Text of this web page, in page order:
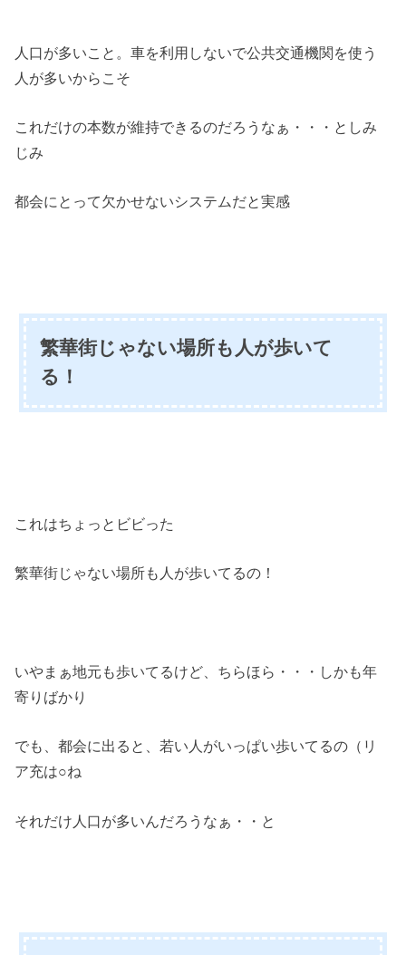
人口が多いこと。車を利用しないで公共交通機関を使う
人が多いからこそ
これだけの本数が維持できるのだろうなぁ・・・としみ
じみ
都会にとって欠かせないシステムだと実感
繁華街じゃない場所も人が歩いて
る！
これはちょっとビビった
繁華街じゃない場所も人が歩いてるの！
いやまぁ地元も歩いてるけど、ちらほら・・・しかも年
寄りばかり
でも、都会に出ると、若い人がいっぱい歩いてるの（リ
ア充は○ね
それだけ人口が多いんだろうなぁ・・と